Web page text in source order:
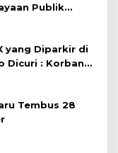
Publik
yang Diparkir di
Dicuri : Korban
Tembus 28